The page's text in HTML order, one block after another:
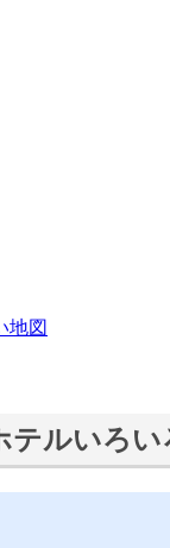
地図
テルいろい